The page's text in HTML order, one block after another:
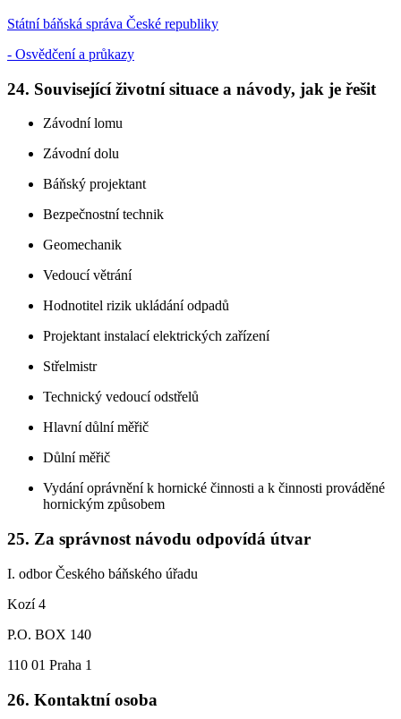
Státní báňská správa České republiky
- Osvědčení a průkazy
24. Související životní situace a návody, jak je řešit
Závodní lomu
Závodní dolu
Báňský projektant
Bezpečnostní technik
Geomechanik
Vedoucí větrání
Hodnotitel rizik ukládání odpadů
Projektant instalací elektrických zařízení
Střelmistr
Technický vedoucí odstřelů
Hlavní důlní měřič
Důlní měřič
Vydání oprávnění k hornické činnosti a k činnosti prováděné
hornickým způsobem
25. Za správnost návodu odpovídá útvar
I. odbor Českého báňského úřadu
Kozí 4
P.O. BOX 140
110 01 Praha 1
26. Kontaktní osoba